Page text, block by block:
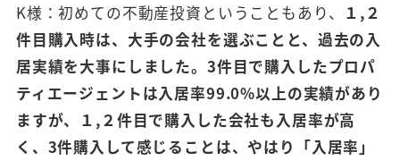
K様：初めての不動産投資ということもあり、 １,２
件目購入時は、大手の会社を選ぶことと、過去の入
居実績を大事にしました。3件目で購入したプロパ
ティエージェントは入居率99.0%以上の実績があり
ますが、１,２件目で購入した会社も入居率が高
く、3件購入して感じることは、やはり「入居率」